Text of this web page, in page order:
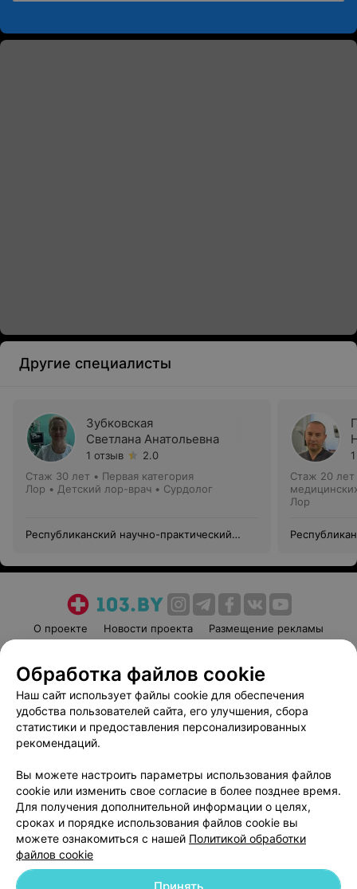
Другие специалисты
Зубковская
Светлана Анатольевна
1 отзыв
2.0
Стаж 30 лет • Первая категория
Лор • Детский лор-врач • Сурдолог
Республиканский научно-практический
Стаж 20 лет
Лор
О проекте Новости проекта
Размещение рекламы
Пользовательское соглашение
Способы оплаты
Вакансии
Партнеры
Написать руководителю 103.by
Обработка персональных данных
Обработка файлов cookie
Наш сайт использует файлы cookie для обеспечения
удобства пользователей сайта, его улучшения, сбора
статистики и предоставления персонализированных
рекомендаций.
Вы можете настроить параметры использования файлов
cookie или изменить свое согласие в более позднее время.
Для получения дополнительной информации о целях,
сроках и порядке использования файлов cookie вы
можете ознакомиться с нашей Политикой обработки
файлов cookie